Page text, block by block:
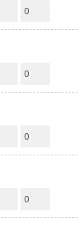
0
0
0
0